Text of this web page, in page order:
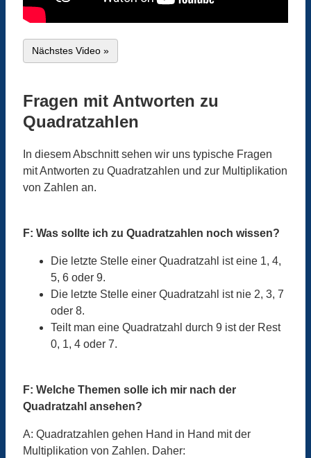
Nächstes Video »
Fragen mit Antworten zu
Quadratzahlen
In diesem Abschnitt sehen wir uns typische Fragen
mit Antworten zu Quadratzahlen und zur Multiplikation
von Zahlen an.
F: Was sollte ich zu Quadratzahlen noch wissen?
Die letzte Stelle einer Quadratzahl ist eine 1, 4,
5, 6 oder 9.
Die letzte Stelle einer Quadratzahl ist nie 2, 3, 7
oder 8.
Teilt man eine Quadratzahl durch 9 ist der Rest
0, 1, 4 oder 7.
F: Welche Themen solle ich mir nach der
Quadratzahl ansehen?
A: Quadratzahlen gehen Hand in Hand mit der
Multiplikation von Zahlen. Daher: